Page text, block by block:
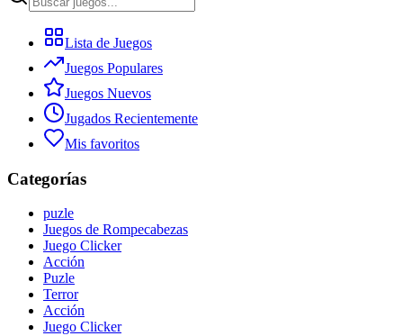
Lista de Juegos
Juegos Populares
Juegos Nuevos
Jugados Recientemente
Mis favoritos
Categorías
puzle
Juegos de Rompecabezas
Juego Clicker
Acción
Puzle
Terror
Acción
Juego Clicker